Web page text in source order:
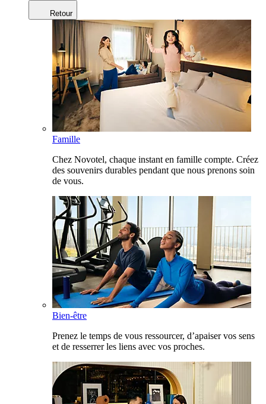
Retour
Famille
Chez Novotel, chaque instant en famille compte. Créez
des souvenirs durables pendant que nous prenons soin
de vous.
Bien-être
Prenez le temps de vous ressourcer, d’apaiser vos sens
et de resserrer les liens avec vos proches.